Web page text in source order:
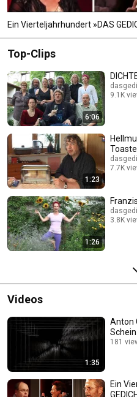
Ein Vierteljahrhundert »DAS
Top-Clips
6:06
9.1K
1:23
Hellmuth
7.7K
1:26
3.8K
Videos
1:35
Anton
Schein
181
Ein